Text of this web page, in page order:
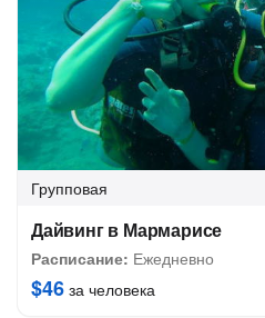
Групповая
Дайвинг в Мармарисе
Расписание: Ежедневно
$46 за человека